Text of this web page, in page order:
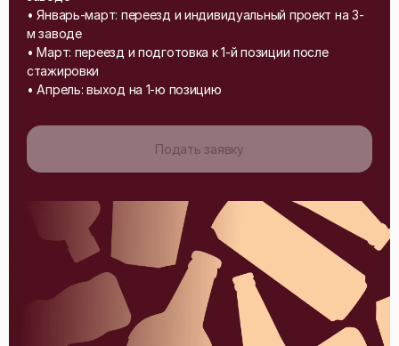
• Январь-март: переезд и индивидуальный проект на 3-
м заводе
• Март: переезд и подготовка к 1-й позиции после
стажировки
• Апрель: выход на 1-ю позицию
Подать заявку